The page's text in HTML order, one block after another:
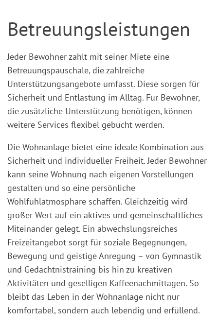
Betreuungsleistungen
Jeder Bewohner zahlt mit seiner Miete eine
Betreuungspauschale, die zahlreiche
Unterstützungsangebote umfasst. Diese sorgen für
Sicherheit und Entlastung im Alltag. Für Bewohner,
die zusätzliche Unterstützung benötigen, können
weitere Services flexibel gebucht werden.
Die Wohnanlage bietet eine ideale Kombination aus
Sicherheit und individueller Freiheit. Jeder Bewohner
kann seine Wohnung nach eigenen Vorstellungen
gestalten und so eine persönliche
Wohlfühlatmosphäre schaffen. Gleichzeitig wird
großer Wert auf ein aktives und gemeinschaftliches
Miteinander gelegt. Ein abwechslungsreiches
Freizeitangebot sorgt für soziale Begegnungen,
Bewegung und geistige Anregung – von Gymnastik
und Gedächtnistraining bis hin zu kreativen
Aktivitäten und geselligen Kaffeenachmittagen. So
bleibt das Leben in der Wohnanlage nicht nur
komfortabel, sondern auch lebendig und erfüllend.